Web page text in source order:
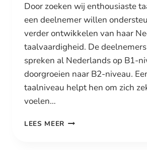
Door zoeken wij enthousiaste
een deelnemer willen
verder ontwikkelen van haar
taalvaardigheid. De
spreken al Nederlands op B1-
doorgroeien naar B2-niveau.
taalniveau helpt hen om zich
voelen…
LEES MEER TAALMAATJE